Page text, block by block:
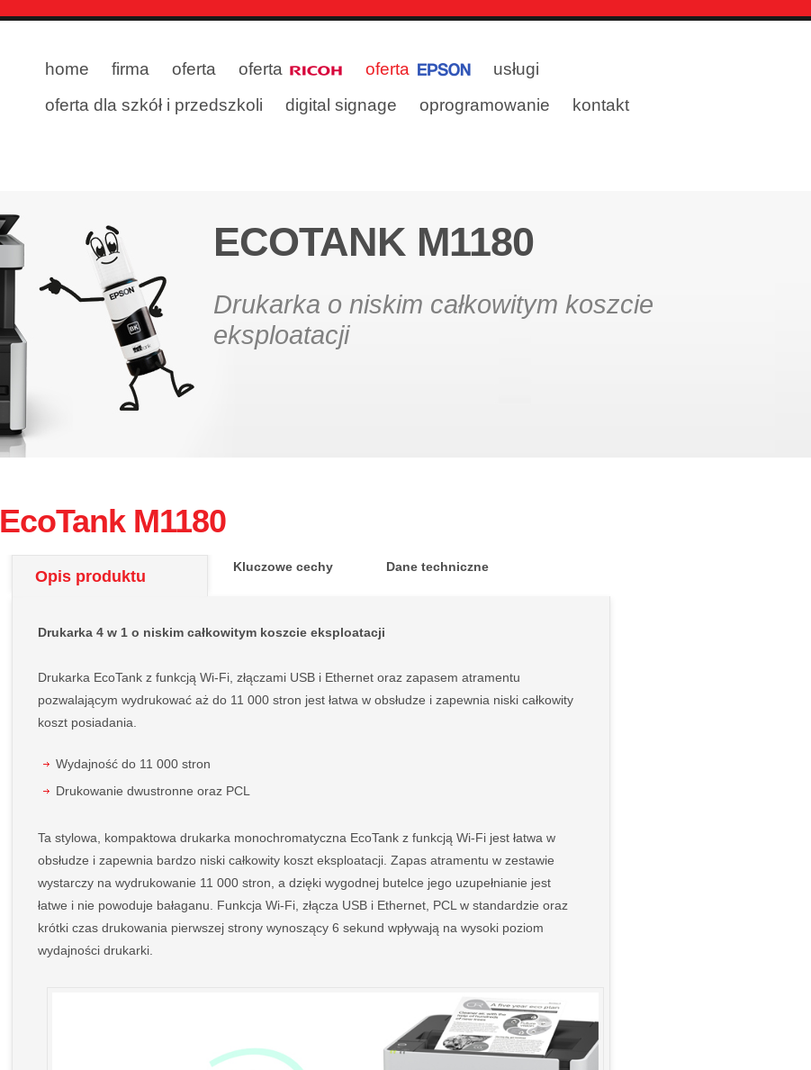
home firma oferta oferta oferta
usługi
oferta dla szkół i przedszkoli
digital signage oprogramowanie kontakt
ECOTANK M1180
Drukarka o niskim całkowitym koszcie
eksploatacji
EcoTank M1180
Opis produktu Kluczowe cechy Dane techniczne
Drukarka 4 w 1 o niskim całkowitym koszcie eksploatacji
Drukarka EcoTank z funkcją Wi-Fi, złączami USB i Ethernet oraz zapasem atramentu
pozwalającym wydrukować aż do 11 000 stron jest łatwa w obsłudze i zapewnia niski całkowity
koszt posiadania.
Wydajność do 11 000 stron
Drukowanie dwustronne oraz PCL
Ta stylowa, kompaktowa drukarka monochromatyczna EcoTank z funkcją Wi-Fi jest łatwa w
obsłudze i zapewnia bardzo niski całkowity koszt eksploatacji. Zapas atramentu w zestawie
wystarczy na wydrukowanie 11 000 stron, a dzięki wygodnej butelce jego uzupełnianie jest
łatwe i nie powoduje bałaganu. Funkcja Wi-Fi, złącza USB i Ethernet, PCL w standardzie oraz
krótki czas drukowania pierwszej strony wynoszący 6 sekund wpływają na wysoki poziom
wydajności drukarki.